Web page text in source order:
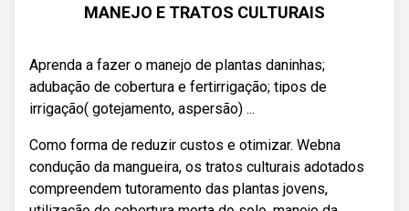
MANEJO E TRATOS CULTURAIS
Aprenda a fazer o manejo de plantas daninhas;
adubação de cobertura e fertirrigação; tipos de
irrigação( gotejamento, aspersão) ...
Como forma de reduzir custos e otimizar. Webna
condução da mangueira, os tratos culturais adotados
compreendem tutoramento das plantas jovens,